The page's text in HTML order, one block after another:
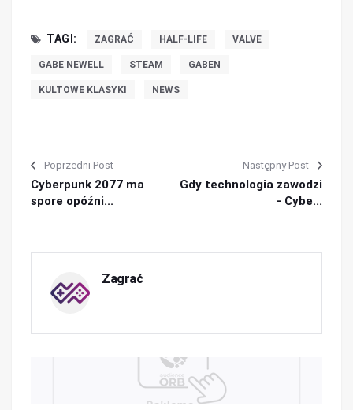
TAGI: ZAGRAĆ HALF-LIFE VALVE
GABE NEWELL STEAM GABEN
KULTOWE KLASYKI NEWS
Poprzedni Post
Cyberpunk 2077 ma
spore opóźni...
Następny Post
Gdy technologia zawodzi
- Cybe...
Zagrać